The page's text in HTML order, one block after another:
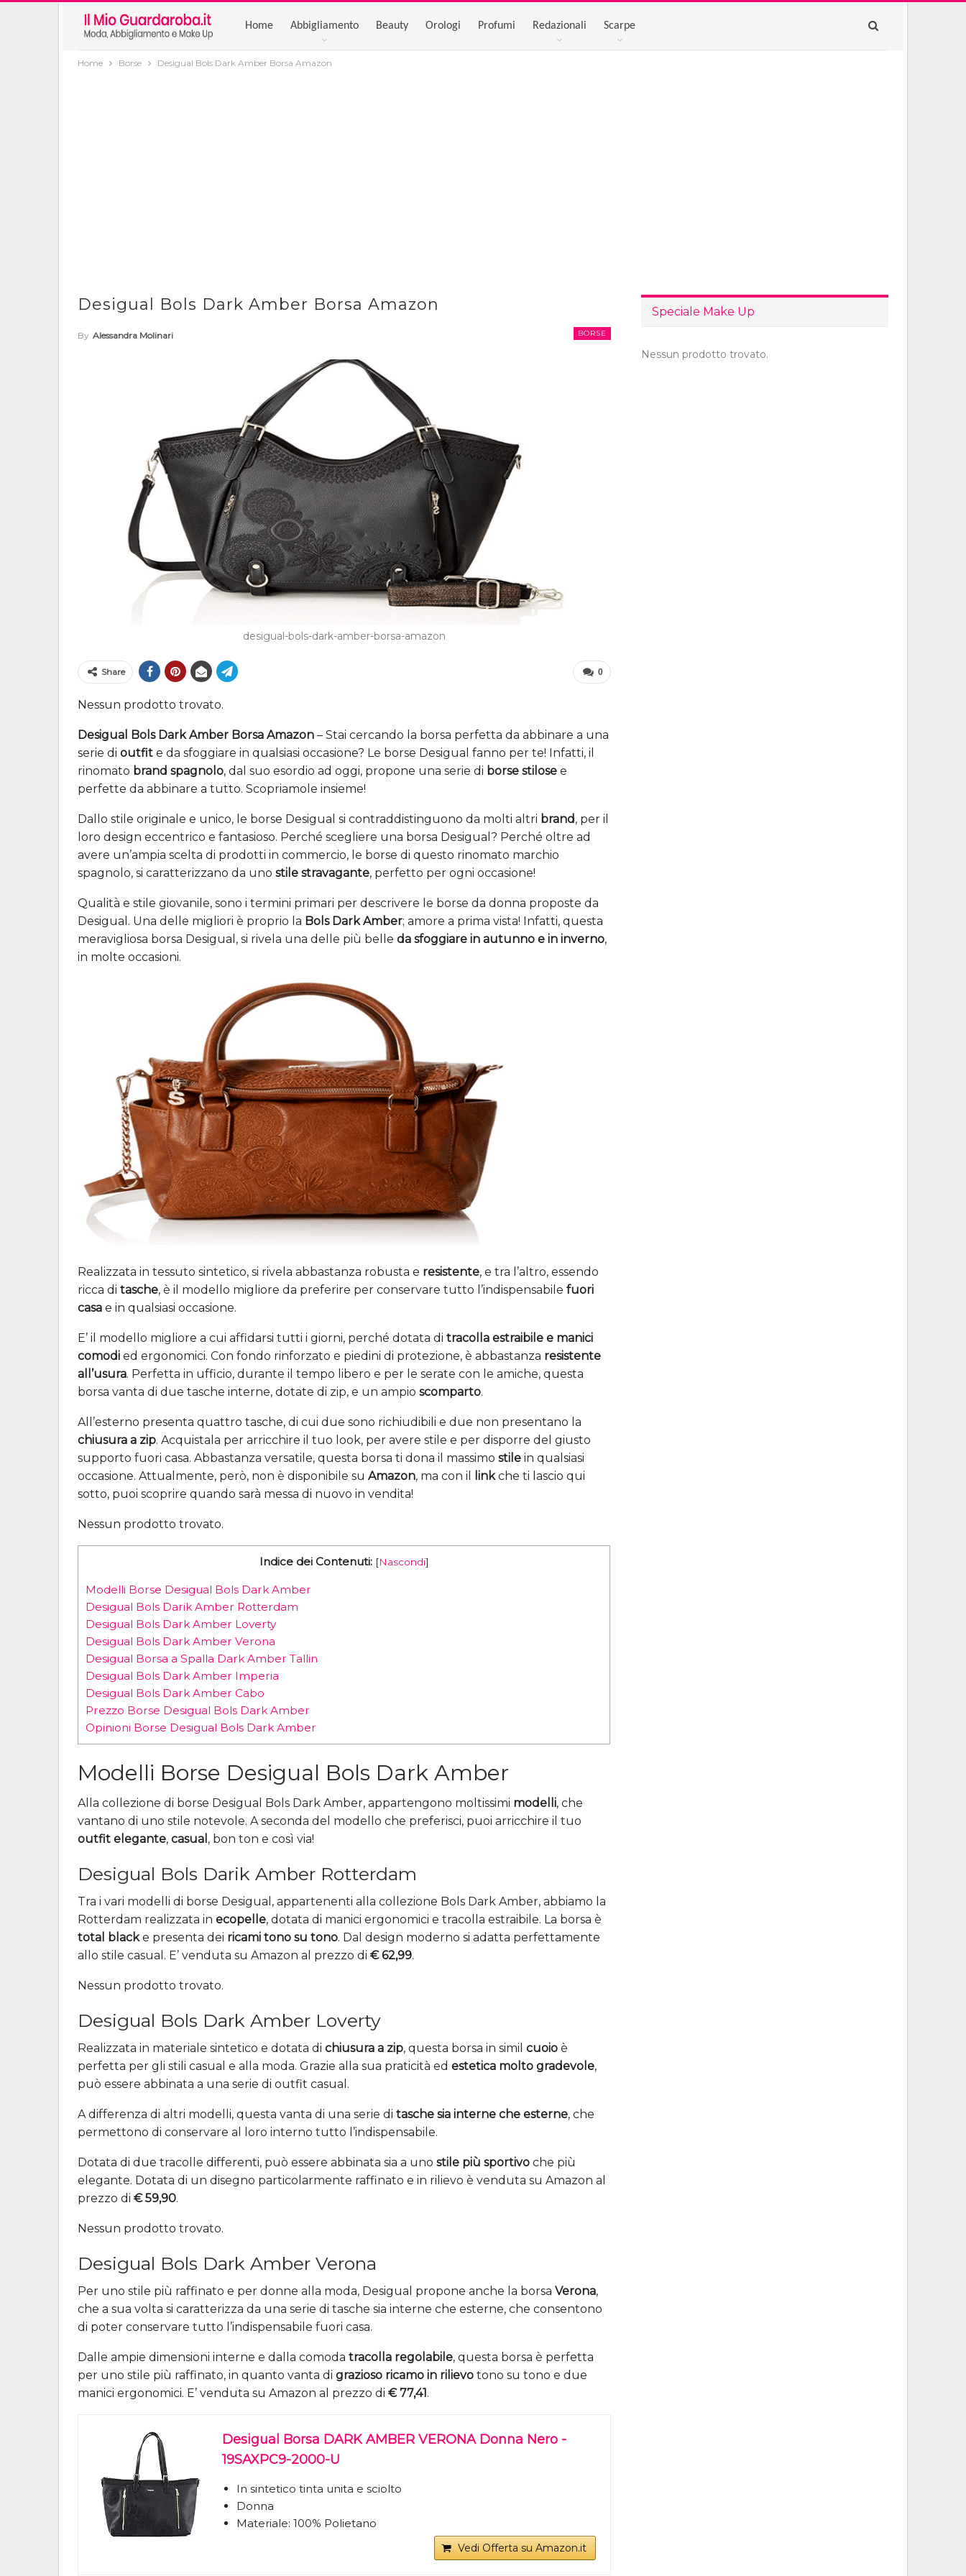
Home Abbigliamento Beauty Orologi Profumi Redazionali Scarpe
Home Borse Desigual Bols Dark Amber Borsa Amazon
Desigual Bols Dark Amber Borsa Amazon
BORSE
By Alessandra Molinari
desigual-bols-dark-amber-borsa-amazon
0
Share
Nessun prodotto trovato.
Desigual Bols Dark Amber Borsa Amazon – Stai cercando la borsa perfetta da abbinare a una
serie di outfit e da sfoggiare in qualsiasi occasione? Le borse Desigual fanno per te! Infatti, il
rinomato brand spagnolo, dal suo esordio ad oggi, propone una serie di borse stilose e
perfette da abbinare a tutto. Scopriamole insieme!
Dallo stile originale e unico, le borse Desigual si contraddistinguono da molti altri brand, per il
loro design eccentrico e fantasioso. Perché scegliere una borsa Desigual? Perché oltre ad
avere un’ampia scelta di prodotti in commercio, le borse di questo rinomato marchio
spagnolo, si caratterizzano da uno stile stravagante, perfetto per ogni occasione!
Qualità e stile giovanile, sono i termini primari per descrivere le borse da donna proposte da
Desigual. Una delle migliori è proprio la Bols Dark Amber; amore a prima vista! Infatti, questa
meravigliosa borsa Desigual, si rivela una delle più belle da sfoggiare in autunno e in inverno,
in molte occasioni.
Realizzata in tessuto sintetico, si rivela abbastanza robusta e resistente, e tra l’altro, essendo
ricca di tasche, è il modello migliore da preferire per conservare tutto l’indispensabile fuori
casa e in qualsiasi occasione.
E’ il modello migliore a cui affidarsi tutti i giorni, perché dotata di tracolla estraibile e manici
comodi ed ergonomici. Con fondo rinforzato e piedini di protezione, è abbastanza resistente
all’usura. Perfetta in ufficio, durante il tempo libero e per le serate con le amiche, questa
borsa vanta di due tasche interne, dotate di zip, e un ampio scomparto.
All’esterno presenta quattro tasche, di cui due sono richiudibili e due non presentano la
chiusura a zip. Acquistala per arricchire il tuo look, per avere stile e per disporre del giusto
supporto fuori casa. Abbastanza versatile, questa borsa ti dona il massimo stile in qualsiasi
occasione. Attualmente, però, non è disponibile su Amazon, ma con il linkche ti lascio qui
sotto, puoi scoprire quando sarà messa di nuovo in vendita!
Nessun prodotto trovato.
Indice dei Contenuti: [Nascondi]
Modelli Borse Desigual Bols Dark Amber
Desigual Bols Darik Amber Rotterdam
Desigual Bols Dark Amber Loverty
Desigual Bols Dark Amber Verona
Desigual Borsa a Spalla Dark Amber Tallin
Desigual Bols Dark Amber Imperia
Desigual Bols Dark Amber Cabo
Prezzo Borse Desigual Bols Dark Amber
Opinioni Borse Desigual Bols Dark Amber
Modelli Borse Desigual Bols Dark Amber
Alla collezione di borse Desigual Bols Dark Amber, appartengono moltissimi modelli, che
vantano di uno stile notevole. A seconda del modello che preferisci, puoi arricchire il tuo
outfit elegante, casual , bon ton e così via!
Desigual Bols Darik Amber Rotterdam
Tra i vari modelli di borse Desigual, appartenenti alla collezione Bols Dark Amber, abbiamo la
Rotterdam realizzata in ecopelle, dotata di manici ergonomici e tracolla estraibile. La borsa è
total blacke presenta dei ricami tono su tono. Dal design moderno si adatta perfettamente
allo stile casual. E’ venduta su Amazon al prezzo di € 62,99.
Nessun prodotto trovato.
Desigual Bols Dark Amber Loverty
Realizzata in materiale sintetico e dotata di chiusura a zip, questa borsa in simil cuoio è
perfetta per gli stili casual e alla moda. Grazie alla sua praticità ed estetica molto gradevole,
può essere abbinata a una serie di outfit casual.
A differenza di altri modelli, questa vanta di una serie di tasche sia interne che esterne, che
permettono di conservare al loro interno tutto l’indispensabile.
Dotata di due tracolle differenti, può essere abbinata sia a uno stile più sportivo che più
elegante. Dotata di un disegno particolarmente raffinato e in rilievo è venduta su Amazon al
prezzo di € 59,90.
Nessun prodotto trovato.
Desigual Bols Dark Amber Verona
Per uno stile più raffinato e per donne alla moda, Desigual propone anche la borsa Verona,
che a sua volta si caratterizza da una serie di tasche sia interne che esterne, che consentono
di poter conservare tutto l’indispensabile fuori casa.
Dalle ampie dimensioni interne e dalla comoda tracolla regolabile, questa borsa è perfetta
per uno stile più raffinato, in quanto vanta di grazioso ricamo in rilievo tono su tono e due
manici ergonomici. E’ venduta su Amazon al prezzo di € 77,41.
Desigual Borsa DARK AMBER VERONA Donna Nero -
19SAXPC9-2000-U
In sintetico tinta unita e sciolto
Donna
Materiale: 100% Polietano
Vedi Offerta su Amazon.it
Speciale Make Up
Nessun prodotto trovato.